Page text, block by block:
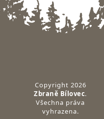
Copyright 2026
Zbraně Bílovec.
Všechna práva
vyhrazena.